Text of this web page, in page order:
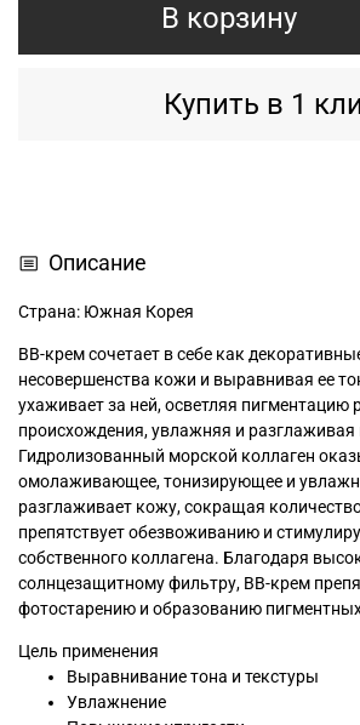
В корзину
Купить в 1
Описание
Страна: Южная Корея
ВВ-крем сочетает в себе как
несовершенства кожи и выравнивая ее
ухаживает за ней, осветляя пигментацию
происхождения, увлажняя и
Гидролизованный морской коллаген
омолаживающее, тонизирующее и
разглаживает кожу, сокращая
препятствует обезвоживанию и
собственного коллагена. Благодаря
солнцезащитному фильтру, ВВ-крем
фотостарению и образованию
Цель применения
Выравнивание тона и текстуры
Увлажнение